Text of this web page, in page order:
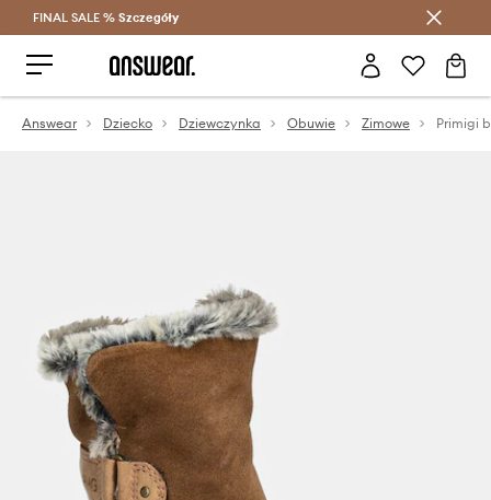
Oszczędzaj z Answear Club >
FINAL SALE % Szczegóły
Answear Dziecko Dziewczynka Obuwie Zimowe